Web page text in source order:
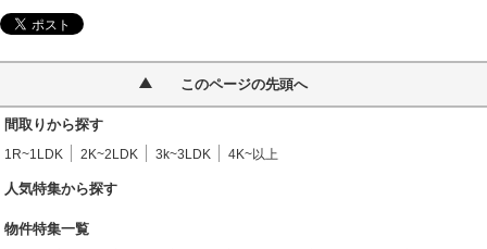
このページの先頭へ
間取りから探す
1R~1LDK 2K~2LDK 3k~3LDK 4K~以上
人気特集から探す
物件特集一覧